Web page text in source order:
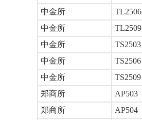
中金所
TL2506
中金所
TL2509
中金所
TS2503
中金所
TS2506
中金所
TS2509
郑商所
AP503
郑商所
AP504